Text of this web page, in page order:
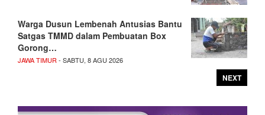
Warga Dusun Lembenah Antusias Bantu
Satgas TMMD dalam Pembuatan Box
Gorong…
JAWA TIMUR - SABTU, 8 AGU 2026
NEXT